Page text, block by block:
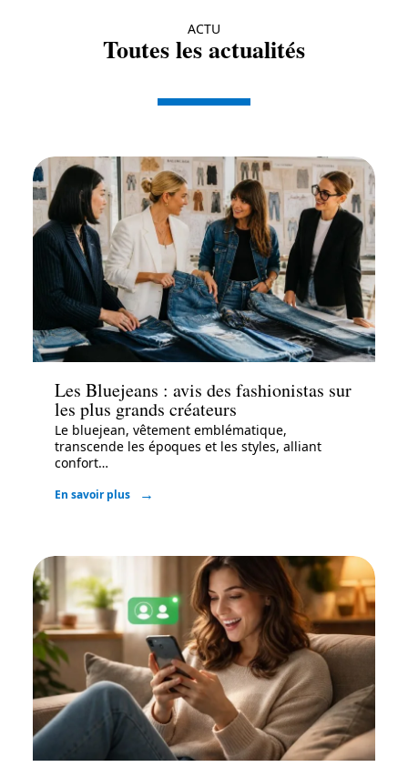
ACTU
Toutes les actualités
Actu
Les Bluejeans : avis des fashionistas sur
les plus grands créateurs
Le bluejean, vêtement emblématique,
transcende les époques et les styles, alliant
confort…
En savoir plus